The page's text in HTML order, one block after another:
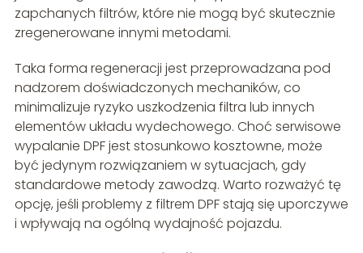
zapchanych filtrów, które nie mogą być skutecznie
zregenerowane innymi metodami.
Taka forma regeneracji jest przeprowadzana pod
nadzorem doświadczonych mechaników, co
minimalizuje ryzyko uszkodzenia filtra lub innych
elementów układu wydechowego. Choć serwisowe
wypalanie DPF jest stosunkowo kosztowne, może
być jedynym rozwiązaniem w sytuacjach, gdy
standardowe metody zawodzą. Warto rozważyć tę
opcję, jeśli problemy z filtrem DPF stają się uporczywe
i wpływają na ogólną wydajność pojazdu.